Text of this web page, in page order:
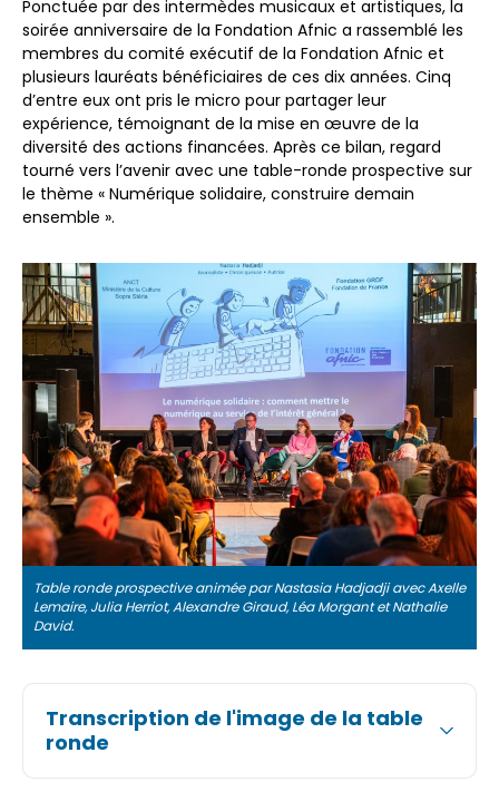
Ponctuée par des intermèdes musicaux et artistiques, la
soirée anniversaire de la Fondation Afnic a rassemblé les
membres du comité exécutif de la Fondation Afnic et
plusieurs lauréats bénéficiaires de ces dix années. Cinq
d’entre eux ont pris le micro pour partager leur
expérience, témoignant de la mise en œuvre de la
diversité des actions financées. Après ce bilan, regard
tourné vers l’avenir avec une table-ronde prospective sur
le thème « Numérique solidaire, construire demain
ensemble ».
Table ronde prospective animée par Nastasia Hadjadji avec Axelle
Lemaire, Julia Herriot, Alexandre Giraud, Léa Morgant et Nathalie
David.
Transcription de l'image de la table
ronde